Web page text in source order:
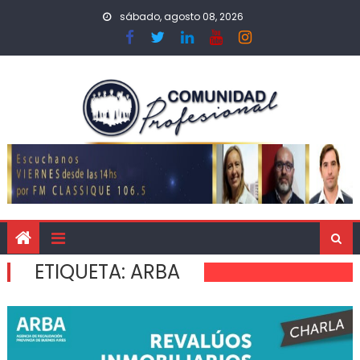
sábado, agosto 08, 2026
ETIQUETA: ARBA